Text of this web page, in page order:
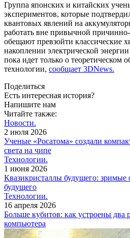
Группа японских и китайских
экспериментов, которые
квантовых явлений на
работать вне привычной
обещают превзойти классические
накоплении электрической
пока идет только о теоретическом
технологии, сообщает 3DNews.
Поделиться
Есть интересная история?
Напишите нам
Читайте также:
Новости.
2 июля 2026
Ученые «Росатома» создали
света на чипе
Технологии.
1 июня 2026
Квазикристаллы будущего: зримые
будущего
Технологии.
16 апреля 2026
Больше кубитов: как устроены два
компьютера